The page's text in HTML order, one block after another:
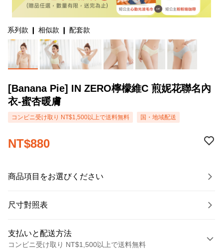
系列款 ❙ 相似款 ❙ 配套款
[Banana Pie] IN ZERO檸檬維C 煎妮花聯名內
衣-蜜杏暖膚
コンビニ受け取り NT$1,500以上で送料無料 国・地域配送
NT$880
商品項目をお選びください
尺寸對照表
支払いと配送方法
コンビニ受け取り NT$1,500以上で送料無料